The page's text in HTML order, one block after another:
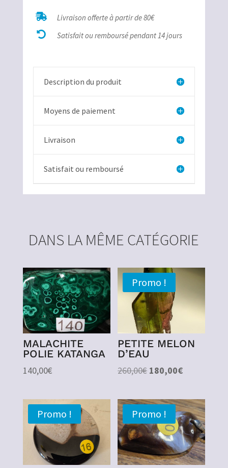
Obsidienne
mouchetée
 Livraison offerte à partir de 80€
 Satisfait ou remboursé pendant 14 jours
Description du produit
Moyens de paiement
Livraison
Satisfait ou remboursé
DANS LA MÊME CATÉGORIE
MALACHITE
POLIE KATANGA
140,00€
Promo !
PETITE MELON
D’EAU
260,00€ Le
initial
était :
260,00€.
180,00€Le
actuel
est :
180,00€.
Promo ! Promo !